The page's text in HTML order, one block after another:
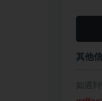
其他
如遇